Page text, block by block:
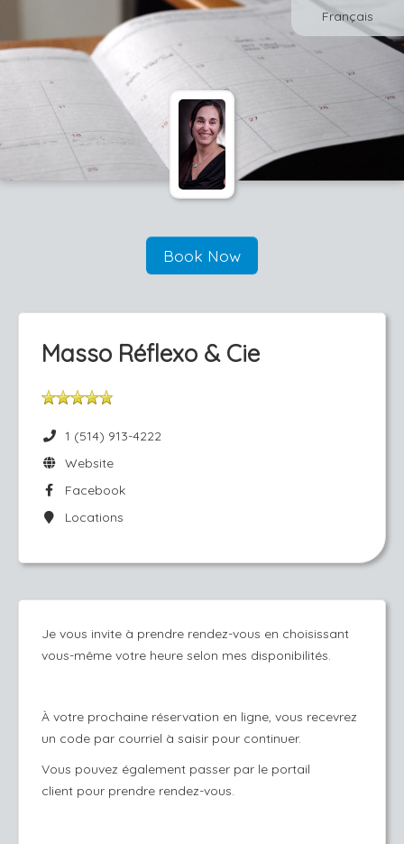
Français
Book Now
Masso Réflexo & Cie
1 (514) 913-4222
Website
Facebook
Locations
Je vous invite à prendre rendez-vous en choisissant
vous-même votre heure selon mes disponibilités.
​À votre prochaine réservation en ligne, vous recevrez
un code par courriel à saisir pour continuer.
Vous pouvez également passer par le portail
client pour prendre rendez-vous.